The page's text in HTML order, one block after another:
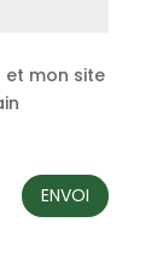
et mon site
ENVOI